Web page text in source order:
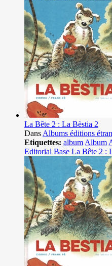
La Bête 2 : La Bèstia 2
Dans Albums éditions
Etiquettes: album Album
Editorial Base La Bête 2 :